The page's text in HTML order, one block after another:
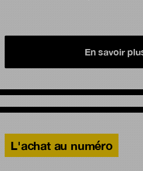
En savoir
L'achat au numéro